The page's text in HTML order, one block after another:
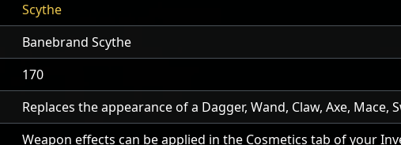
Scythe
Banebrand Scythe
170
Replaces the appearance of a Dagger, Wand, Claw, Axe,
Weapon effects can be applied in the Cosmetics tab of your